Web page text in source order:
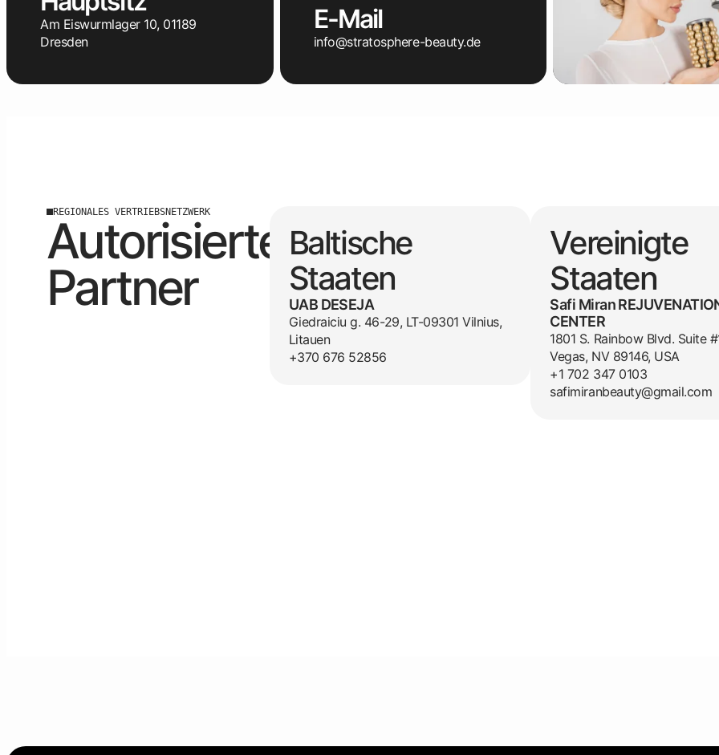
Am Eiswurmlager 10, 01189
Dresden
E-Mail
info@stratosphere-beauty.de
REGIONALES VERTRIEBSNETZWERK
Autorisierte
Partner
Baltische
Staaten
UAB DESEJA
Giedraiciu g. 46-29, LT-09301 Vilnius,
Litauen
+370 676 52856
Vereinigte
Staaten
Safi Miran
CENTER
1801 S. Rainbow Blvd. Suite
Vegas, NV 89146, USA
+1 702 347 0103
safimiranbeauty@gmail.com